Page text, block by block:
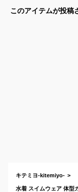
このアイテムが投稿
キテミヨ-kitemiyo-
水着 スイムウェア 体型